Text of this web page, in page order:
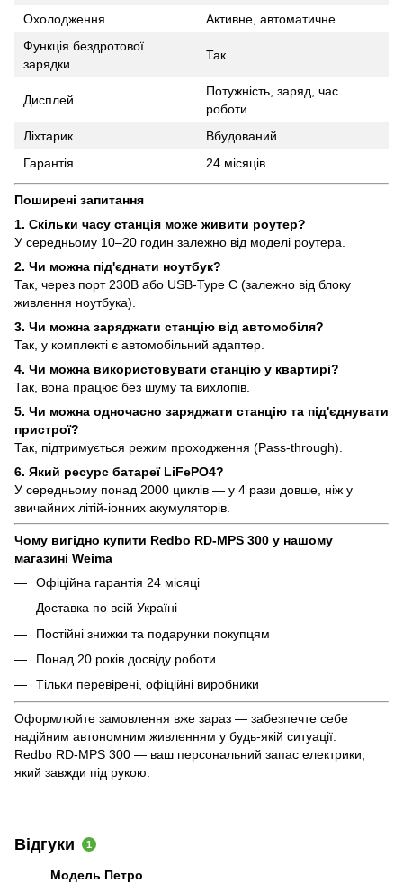
Охолодження
Активне, автоматичне
Функція бездротової
зарядки
Так
Дисплей
Потужність, заряд, час
роботи
Ліхтарик
Вбудований
Гарантія
24 місяців
Поширені запитання
1. Скільки часу станція може живити роутер?
У середньому 10–20 годин залежно від моделі роутера.
2. Чи можна під'єднати ноутбук?
Так, через порт 230В або USB-Type C (залежно від блоку
живлення ноутбука).
3. Чи можна заряджати станцію від автомобіля?
Так, у комплекті є автомобільний адаптер.
4. Чи можна використовувати станцію у квартирі?
Так, вона працює без шуму та вихлопів.
5. Чи можна одночасно заряджати станцію та під'єднувати
пристрої?
Так, підтримується режим проходження (Pass-through).
6. Який ресурс батареї LiFePO4?
У середньому понад 2000 циклів — у 4 рази довше, ніж у
звичайних літій-іонних акумуляторів.
Чому вигідно купити Redbo RD-MPS 300 у нашому
магазині Weima
Офіційна гарантія 24 місяці
Доставка по всій Україні
Постійні знижки та подарунки покупцям
Понад 20 років досвіду роботи
Тільки перевірені, офіційні виробники
Оформлюйте замовлення вже зараз — забезпечте себе
надійним автономним живленням у будь-якій ситуації.
Redbo RD-MPS 300 — ваш персональний запас електрики,
який завжди під рукою.
Відгуки 1
Модель Петро